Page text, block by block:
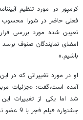
کرم​پور در مورد تنظیم
تعیین شده مورد بررسی
باشیم.»
او در مورد تغییراتی که در
آمده است،​گفت: «جزئیات
شد اما یکی از تغییرات
جشنواره فیلم فجر با 9 عضو تشکیل خواهد شد.»